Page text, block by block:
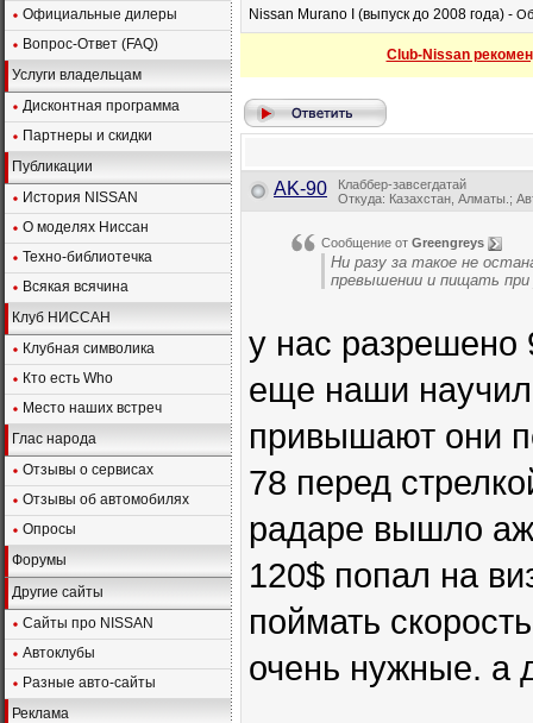
Официальные дилеры
Вопрос-Ответ (FAQ)
Услуги владельцам
Дисконтная программа
Партнеры и скидки
Публикации
История NISSAN
О моделях Ниссан
Техно-библиотечка
Всякая всячина
Клуб НИССАН
Клубная символика
Кто есть Who
Место наших встреч
Глас народа
Отзывы о сервисах
Отзывы об автомобилях
Опросы
Форумы
Другие сайты
Сайты про NISSAN
Автоклубы
Разные авто-сайты
Реклама
Nissan Murano I (выпуск до 2008 года) -
Club-Nissan
AK-90
Клаббер-завсегдатай
Откуда: Казахстан, Алматы.;
Сообщение от Greengreys
Ни разу за такое не
превышении и пищать
у нас разрешено
еще наши
привышают они
78 перед
радаре вышло
120$ попал на
поймать
очень нужные. а